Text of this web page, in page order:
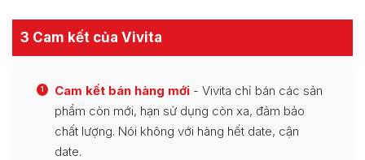
3 Cam kết của Vivita
1 Cam kết bán hàng mới - Vivita chỉ bán các sản
phẩm còn mới, hạn sử dụng còn xa, đảm bảo
chất lượng. Nói không với hàng hết date, cận
date.